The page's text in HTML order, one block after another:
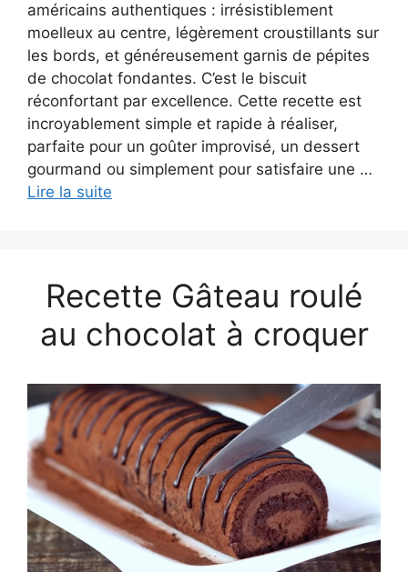
américains authentiques : irrésistiblement
moelleux au centre, légèrement croustillants sur
les bords, et généreusement garnis de pépites
de chocolat fondantes. C’est le biscuit
réconfortant par excellence. Cette recette est
incroyablement simple et rapide à réaliser,
parfaite pour un goûter improvisé, un dessert
gourmand ou simplement pour satisfaire une …
Lire la suite
Recette Gâteau roulé
au chocolat à croquer